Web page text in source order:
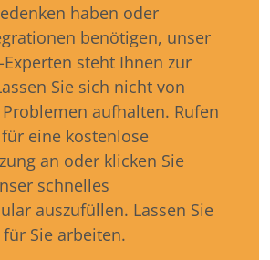
haben oder
benötigen, unser
Experten steht Ihnen zur
Sie sich nicht von
aufhalten. Rufen
eine kostenlose
an oder klicken Sie
schnelles
auszufüllen. Lassen Sie
Sie arbeiten.